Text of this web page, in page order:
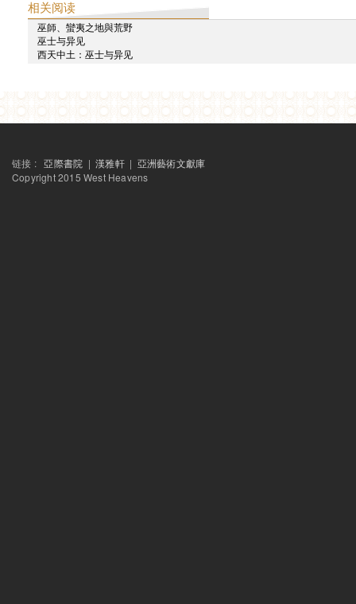
利亚兹空间：印度古典声乐表演与交流工作坊（下）
利亚兹空间：印度古典声乐表演与交流工作坊（中）
利亚兹空间：印度古典声乐表演与交流工作坊（上）
相关阅读
巫師、蠻夷之地與荒野
巫士与异见
西天中土：巫士与异见
链接 :亞際書院 |漢雅軒 | 亞洲藝術文獻庫
Copyright 2015 West Heavens